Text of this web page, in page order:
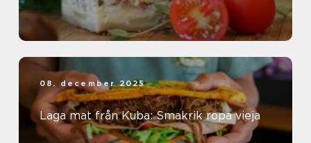
08. december 2025
Laga mat från Kuba: Smakrik ropa vieja